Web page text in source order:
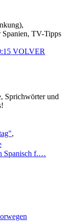
Spanien, TV-Tipps
VOLVER
Sprichwörter und
,
Spanisch f.…